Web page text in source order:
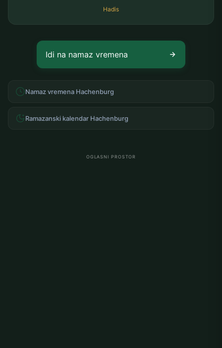
Hadis
Idi na namaz vremena
Namaz vremena Hachenburg
Ramazanski kalendar Hachenburg
OGLASNI PROSTOR